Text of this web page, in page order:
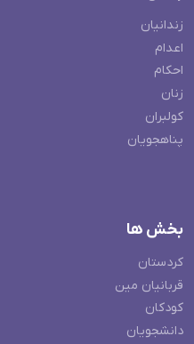
زندانیان
اعدام
احکام
زنان
کولبران
پناهجویان
بخش ها
کردستان
قربانیان مین
کودکان
دانشجویان